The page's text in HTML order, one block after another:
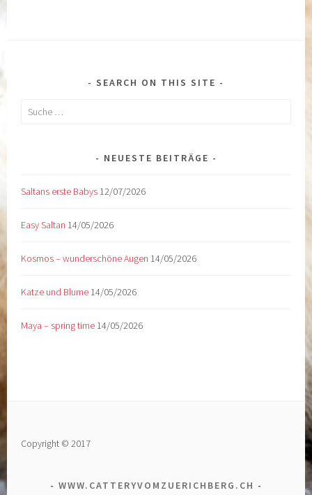
SEARCH ON THIS SITE
Suche
NEUESTE BEITRÄGE
Saltans erste Babys 12/07/2026
Easy Saltan 14/05/2026
Kosmos – wunderschöne Augen 14/05/2026
Katze und Blume 14/05/2026
Maya – spring time 14/05/2026
Copyright © 2017
WWW.CATTERYVOMZUERICHBERG.CH